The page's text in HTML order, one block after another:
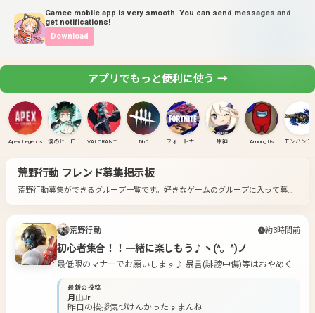
Gamee mobile app is very smooth. You can send messages and
get notifications!
Download
アプリでもっと便利に使う →
Apex Legends 僕のヒーローアカデミア ULTRA RUMBLE VALORANT(PC) DbD フォートナイト 原神 Among Us
荒野行動 フレンド募集掲示板
荒野行動募集ができるグループ一覧です。 好きなゲームのグループに入って募集
荒野行動 約3時間前
初心者集合！！一緒に楽しもう♪ヽ(^。^)ノ
最低限のマナーでお願いします♪ 暴言(誹謗中傷)等はおやめく
ださい。
最新の投稿
月山Jr
昨日の挨拶気づけんかったすまんね